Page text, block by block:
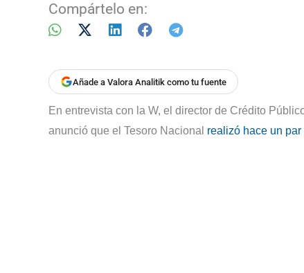
Compártelo en:
Añade a Valora Analitik como tu fuente
En entrevista con la W, el director de Crédito
anunció que el Tesoro Nacional realizó hace un